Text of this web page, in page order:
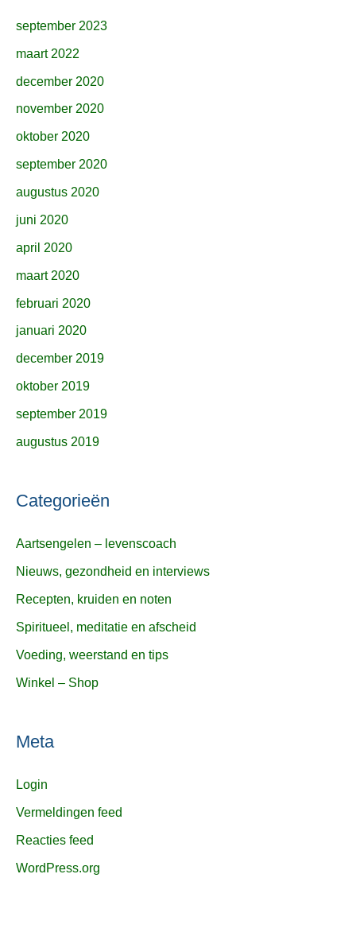
september 2023
maart 2022
december 2020
november 2020
oktober 2020
september 2020
augustus 2020
juni 2020
april 2020
maart 2020
februari 2020
januari 2020
december 2019
oktober 2019
september 2019
augustus 2019
Categorieën
Aartsengelen – levenscoach
Nieuws, gezondheid en interviews
Recepten, kruiden en noten
Spiritueel, meditatie en afscheid
Voeding, weerstand en tips
Winkel – Shop
Meta
Login
Vermeldingen feed
Reacties feed
WordPress.org